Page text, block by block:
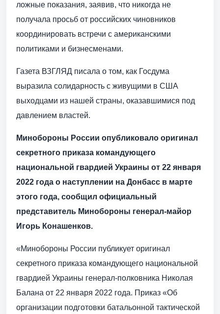
ложные показания, заявив, что никогда не
получала просьб от российских чиновников
координировать встречи с американскими
политиками и бизнесменами.
Газета ВЗГЛЯД писала о том, как Госдума
выразила солидарность с живущими в США
выходцами из нашей страны, оказавшимися под
давлением властей.
Минобороны России опубликовало оригинал
секретного приказа командующего
национальной гвардией Украины от 22 января
2022 года о наступлении на Донбасс в марте
этого года, сообщил официальный
представитель Минобороны генерал-майор
Игорь Конашенков.
«Минобороны России публикует оригинал
секретного приказа командующего национальной
гвардией Украины генерал-полковника Николая
Балана от 22 января 2022 года. Приказ «Об
организации подготовки батальонной тактической